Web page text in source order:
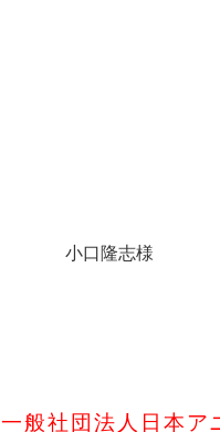
小口隆志様
一般社団法人日本ア